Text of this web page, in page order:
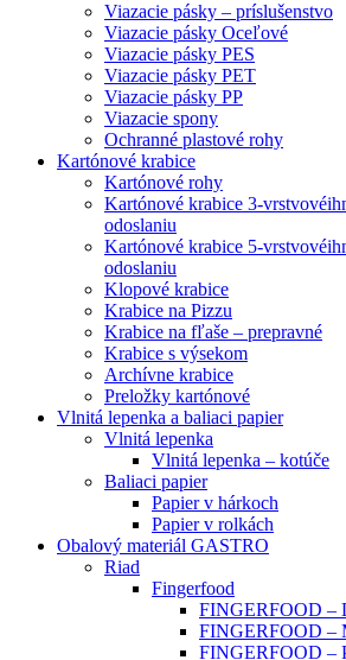
Viazacie pásky – príslušenstvo
Viazacie pásky Oceľové
Viazacie pásky PES
Viazacie pásky PET
Viazacie pásky PP
Viazacie spony
Ochranné plastové rohy
Kartónové krabice
Kartónové rohy
Kartónové krabice 3-vrstvové
odoslaniu
Kartónové krabice 5-vrstvové
odoslaniu
Klopové krabice
Krabice na Pizzu
Krabice na fľaše – prepravné
Krabice s výsekom
Archívne krabice
Preložky kartónové
Vlnitá lepenka a baliaci papier
Vlnitá lepenka
Vlnitá lepenka – kotúče
Baliaci papier
Papier v hárkoch
Papier v rolkách
Obalový materiál GASTRO
Riad
Fingerfood
FINGERFOOD –
FINGERFOOD –
FINGERFOOD –